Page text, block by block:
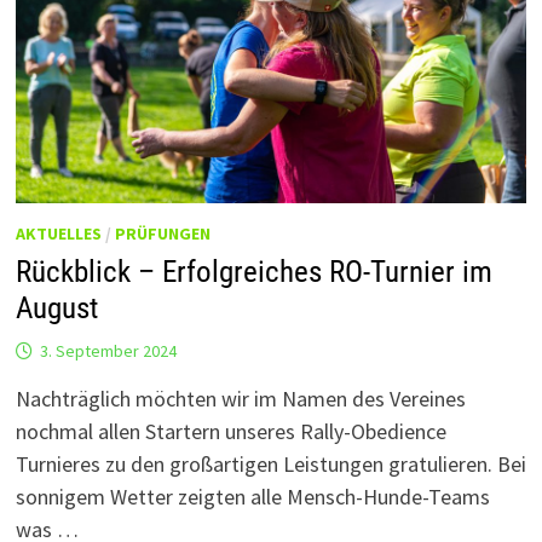
AKTUELLES / PRÜFUNGEN
Rückblick – Erfolgreiches RO-Turnier im
August
3. September 2024
Nachträglich möchten wir im Namen des Vereines
nochmal allen Startern unseres Rally-Obedience
Turnieres zu den großartigen Leistungen gratulieren. Bei
sonnigem Wetter zeigten alle Mensch-Hunde-Teams
was …